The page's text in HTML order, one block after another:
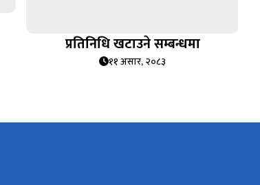
प्रतिनिधि खटाउने सम्बन्धमा
११ असार, २०८३